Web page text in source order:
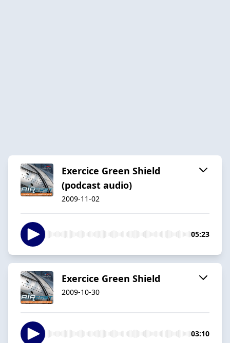
Exercice Green Shield
(podcast audio)
2009-11-02
05:23
Exercice Green Shield
2009-10-30
03:10